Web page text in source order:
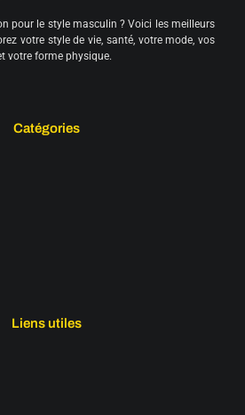
pour le style masculin ? Voici les meilleurs
votre style de vie, santé, votre mode, vos
votre forme physique.
Catégories
Liens utiles